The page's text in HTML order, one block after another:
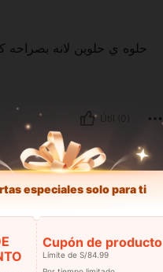
especiales solo para ti
Cupón de producto
Límite de S/84.99